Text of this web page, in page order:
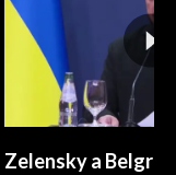
Zelensky a